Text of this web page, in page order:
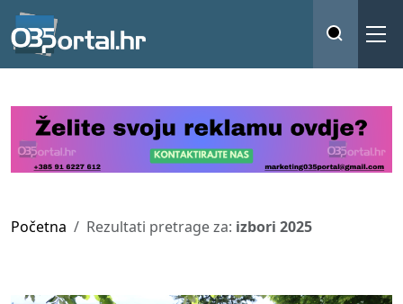
Početna Rezultati pretrage za: izbori 2025